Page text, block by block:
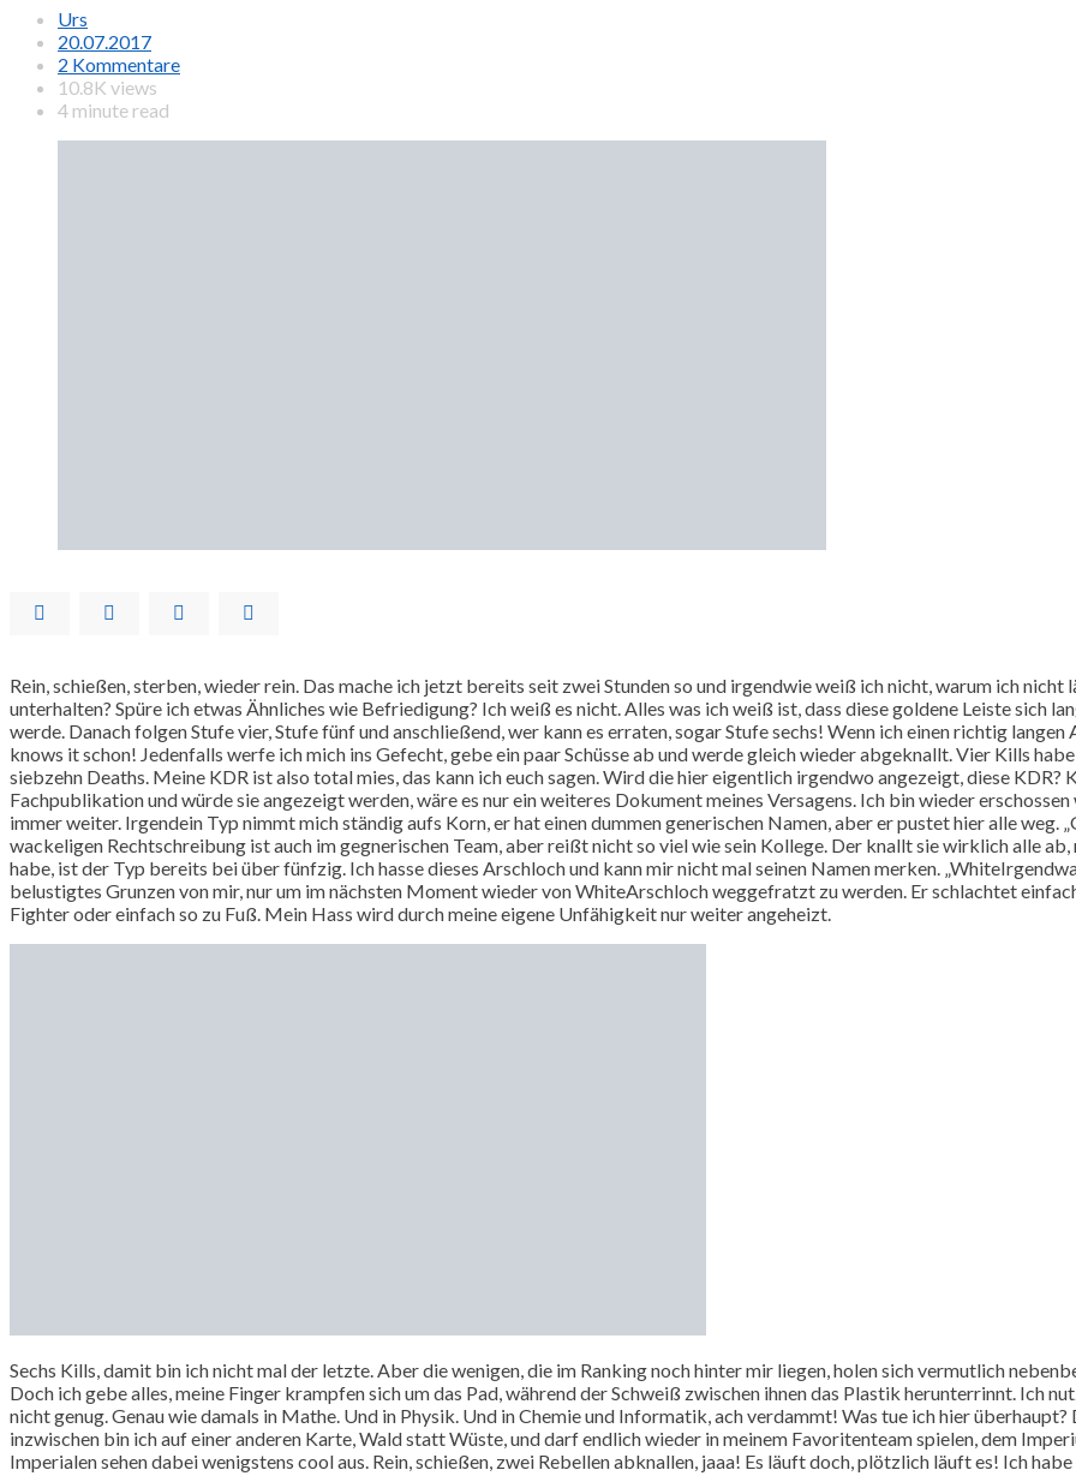
Urs
20.07.2017
2 Kommentare
10.8K views
4 minute read
Rein, schießen, sterben, wieder rein. Das mache ich jetzt bereits seit zwei Stunden so und irgendwie weiß ich nicht, warum ich
unterhalten? Spüre ich etwas Ähnliches wie Befriedigung? Ich weiß es nicht. Alles was ich weiß ist, dass diese goldene Leiste sich
werde. Danach folgen Stufe vier, Stufe fünf und anschließend, wer kann es erraten, sogar Stufe sechs! Wenn ich einen richtig
knows it schon! Jedenfalls werfe ich mich ins Gefecht, gebe ein paar Schüsse ab und werde gleich wieder abgeknallt. Vier Kills
siebzehn Deaths. Meine KDR ist also total mies, das kann ich euch sagen. Wird die hier eigentlich irgendwo angezeigt, diese KDR?
Fachpublikation und würde sie angezeigt werden, wäre es nur ein weiteres Dokument meines Versagens. Ich bin wieder
immer weiter. Irgendein Typ nimmt mich ständig aufs Korn, er hat einen dummen generischen Namen, aber er pustet hier alle weg.
wackeligen Rechtschreibung ist auch im gegnerischen Team, aber reißt nicht so viel wie sein Kollege. Der knallt sie wirklich alle
habe, ist der Typ bereits bei über fünfzig. Ich hasse dieses Arschloch und kann mir nicht mal seinen Namen merken.
belustigtes Grunzen von mir, nur um im nächsten Moment wieder von WhiteArschloch weggefratzt zu werden. Er schlachtet
Fighter oder einfach so zu Fuß. Mein Hass wird durch meine eigene Unfähigkeit nur weiter angeheizt.
Sechs Kills, damit bin ich nicht mal der letzte. Aber die wenigen, die im Ranking noch hinter mir liegen, holen sich vermutlich
Doch ich gebe alles, meine Finger krampfen sich um das Pad, während der Schweiß zwischen ihnen das Plastik herunterrinnt. Ich
nicht genug. Genau wie damals in Mathe. Und in Physik. Und in Chemie und Informatik, ach verdammt! Was tue ich hier
inzwischen bin ich auf einer anderen Karte, Wald statt Wüste, und darf endlich wieder in meinem Favoritenteam spielen, dem
Imperialen sehen dabei wenigstens cool aus. Rein, schießen, zwei Rebellen abknallen, jaaa! Es läuft doch, plötzlich läuft es! Ich